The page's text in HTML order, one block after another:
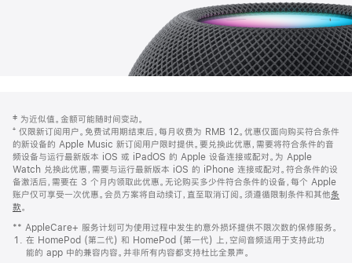
页
页
脚
注
‡ 为近似值。金额可能随时间变动。
⁺ 仅限新订阅用户。免费试用期结束后，每月收费为 RMB 12。优惠仅面向购买符合条件
的新设备的 Apple Music 新订阅用户限时提供。要兑换此优惠，需要将符合条件的音
频设备与运行最新版本 iOS 或 iPadOS 的 Apple 设备连接或配对。为 Apple
Watch 兑换此优惠，需要与运行最新版本 iOS 的 iPhone 连接或配对。符合条件的设
备激活后，需要在 3 个月内领取此优惠。无论购买多少件符合条件的设备，每个 Apple
账户仅可享受一次优惠。会员方案将自动续订，直至取消订阅。须遵循限制条件和其他条
款。
窗
口
中
** AppleCare+ 服务计划可为使用过程中发生的意外损坏提供不限次数的保修服务。
在 HomePod (第二代) 和 HomePod (第一代) 上，空间音频适用于支持此功
能的 app 中的兼容内容。并非所有内容都支持杜比全景声。